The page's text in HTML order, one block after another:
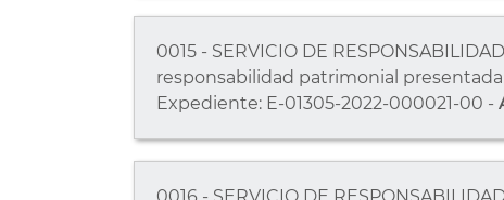
0015 - SERVICIO DE
responsabilidad patrimonial
Expediente: E-01305-2022-000021-00 -